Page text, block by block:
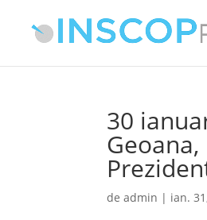
30
deadmin | ian.